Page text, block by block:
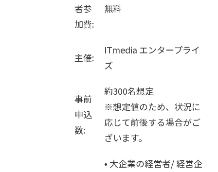
者参
加費:
無料
主催:
ITmedia エンタープライ
ズ
事前
申込
数:
約300名想定
※想定値のため、状況に
応じて前後する場合がご
ざいます。
• 大企業の経営者/ 経営企